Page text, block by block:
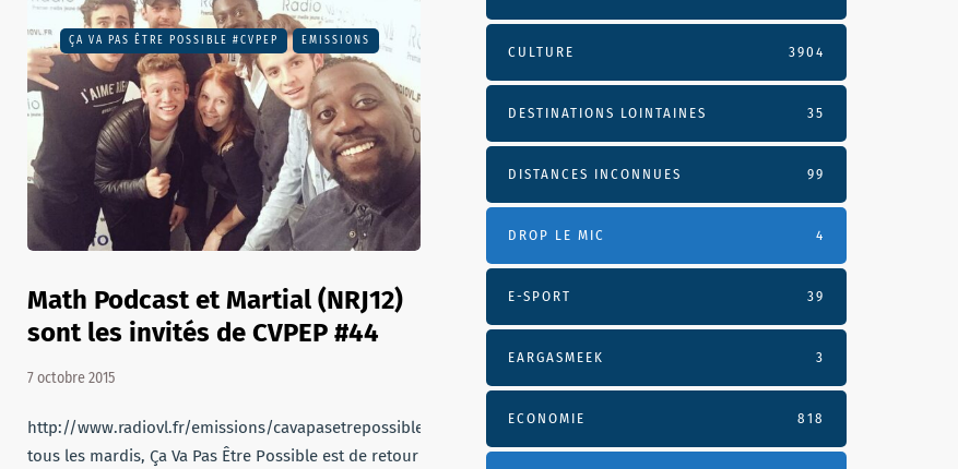
ÇA VA PAS ÊTRE POSSIBLE #CVPEP EMISSIONS
Math Podcast et Martial (NRJ12)
sont les invités de CVPEP #44
7 octobre 2015
http://www.radiovl.fr/emissions/cavapasetrepossible/cvpep44.mp3Comme
tous les mardis, Ça Va Pas Être Possible est de retour
CULTURE 3904
DESTINATIONS LOINTAINES 35
DISTANCES INCONNUES 99
DROP LE MIC 4
E-SPORT 39
EARGASMEEK 3
ECONOMIE 818